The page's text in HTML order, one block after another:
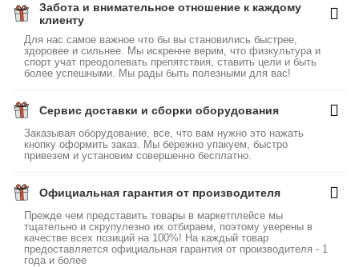
Забота и внимательное отношение к каждому
клиенту
Для нас самое важное что бы вы становились быстрее,
здоровее и сильнее. Мы искренне верим, что физкультура и
спорт учат преодолевать препятствия, ставить цели и быть
более успешными. Мы рады быть полезными для вас!
Сервис доставки и сборки оборудования
Заказывая оборудование, все, что вам нужно это нажать
кнопку оформить заказ. Мы бережно упакуем, быстро
привезем и установим совершенно бесплатно.
Официальная гарантия от производителя
Прежде чем представить товары в маркетплейсе мы
тщательно и скрупулезно их отбираем, поэтому уверены в
качестве всех позиций на 100%! На каждый товар
предоставляется официальная гарантия от производителя - 1
года и более